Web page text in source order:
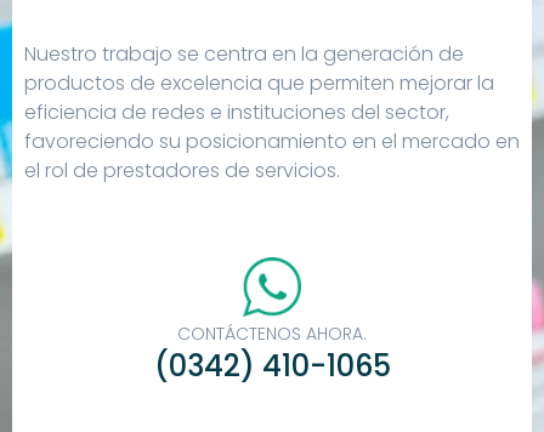
Nuestro trabajo se centra en la generación de
productos de excelencia que permiten mejorar la
eficiencia de redes e instituciones del sector,
favoreciendo su posicionamiento en el mercado en
el rol de prestadores de servicios.
CONTÁCTENOS AHORA.
(0342) 410-1065